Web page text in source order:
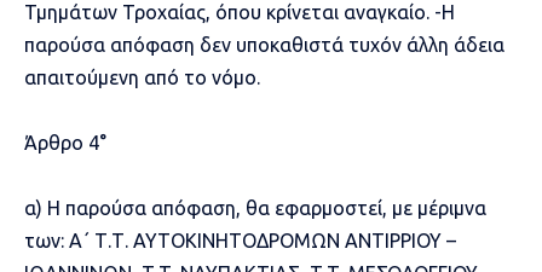
Τμημάτων Τροχαίας, όπου κρίνεται αναγκαίο. -Η
παρούσα απόφαση δεν υποκαθιστά τυχόν άλλη άδεια
απαιτούμενη από το νόμο.
Άρθρο 4°
α) Η παρούσα απόφαση, θα εφαρμοστεί, με μέριμνα
των: Α΄ Τ.Τ. ΑΥΤΟΚΙΝΗΤΟΔΡΟΜΩΝ ΑΝΤΙΡΡΙΟΥ –